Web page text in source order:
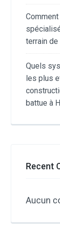
terrain
Quels
les plus
battue à
Recent
Aucun